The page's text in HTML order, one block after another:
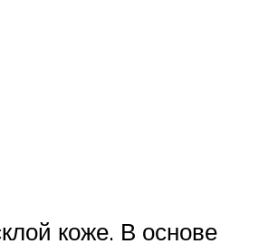
коже. В основе